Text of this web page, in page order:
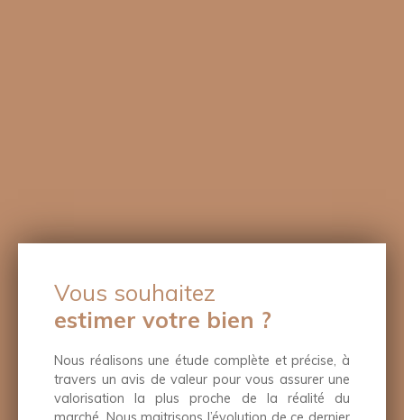
Vous souhaitez
estimer votre bien ?
Nous réalisons une étude complète et précise, à
travers un avis de valeur pour vous assurer une
valorisation la plus proche de la réalité du